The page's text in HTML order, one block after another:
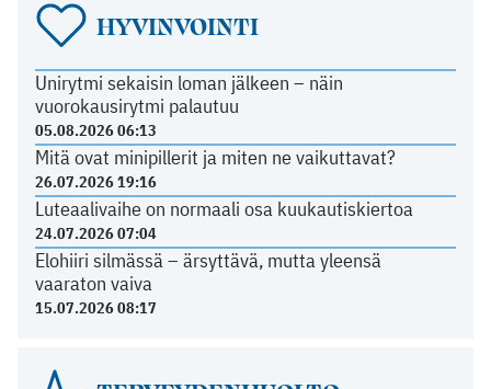
HYVINVOINTI
Unirytmi sekaisin loman jälkeen – näin
vuorokausirytmi palautuu
05.08.2026 06:13
Mitä ovat minipillerit ja miten ne vaikuttavat?
26.07.2026 19:16
Luteaalivaihe on normaali osa kuukautiskiertoa
24.07.2026 07:04
Elohiiri silmässä – ärsyttävä, mutta yleensä
vaaraton vaiva
15.07.2026 08:17